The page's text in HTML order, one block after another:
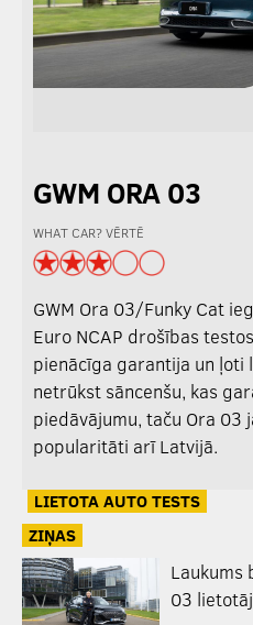
GWM ORA 03
WHAT CAR? VĒRTĒ
GWM Ora 03/Funky Cat
Euro NCAP drošības
pienācīga garantija un ļoti
netrūkst sāncenšu, kas
piedāvājumu, taču Ora 03
popularitāti arī Latvijā.
LIETOTA AUTO TESTS
ZIŅAS
Laukums
03